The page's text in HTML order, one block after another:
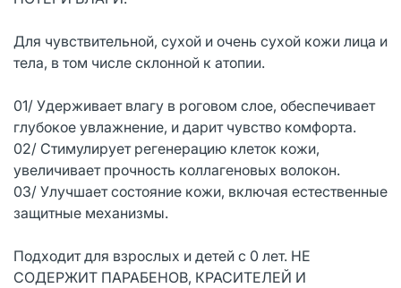
Для чувствительной, сухой и очень сухой кожи лица и
тела, в том числе склонной к атопии.
01/ Удерживает влагу в роговом слое, обеспечивает
глубокое увлажнение, и дарит чувство комфорта.
02/ Стимулирует регенерацию клеток кожи,
увеличивает прочность коллагеновых волокон.
03/ Улучшает состояние кожи, включая естественные
защитные механизмы.
Подходит для взрослых и детей с 0 лет. НЕ
СОДЕРЖИТ ПАРАБЕНОВ, КРАСИТЕЛЕЙ И